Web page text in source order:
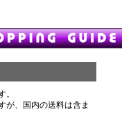
。
が、国内の送料は含ま